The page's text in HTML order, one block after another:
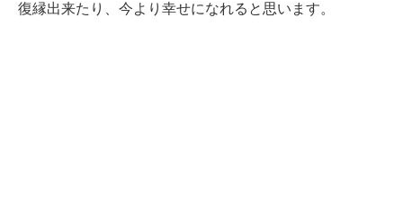
復縁出来たり、今より幸せになれると思います。